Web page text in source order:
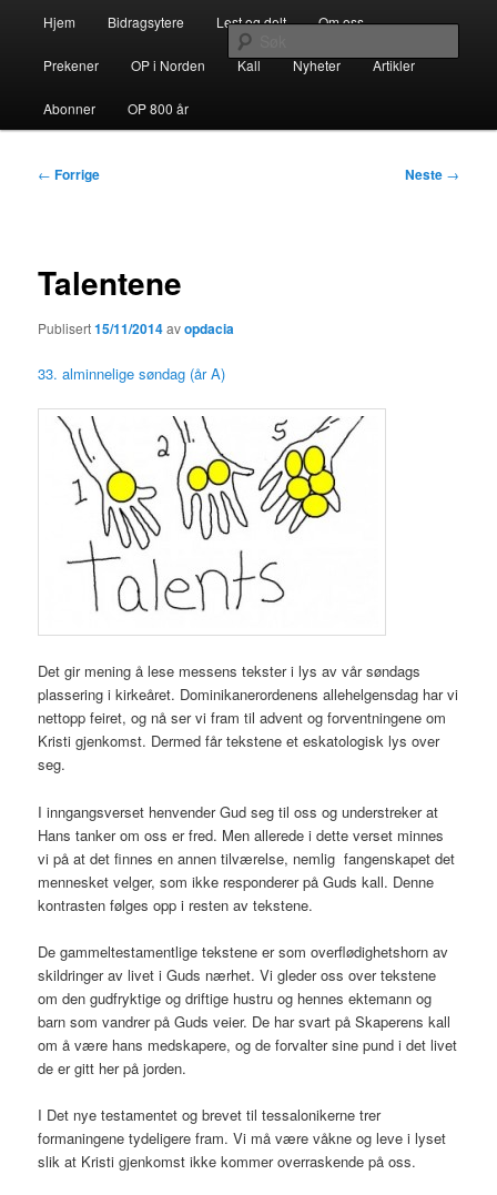
Dominikanerordenen i Norden
Hjem Bidragsytere Lest og delt Om oss
Prekener OP i Norden Kall Nyheter Artikler
Abonner OP 800 år
Innleggsnavigasjon
← Forrige Neste →
Talentene
Publisert15/11/2014avopdacia
33. alminnelige søndag (år A)
Det gir mening å lese messens tekster i lys av vår søndags
plassering i kirkeåret. Dominikanerordenens allehelgensdag har vi
nettopp feiret, og nå ser vi fram til advent og forventningene om
Kristi gjenkomst. Dermed får tekstene et eskatologisk lys over
seg.
I inngangsverset henvender Gud seg til oss og understreker at
Hans tanker om oss er fred. Men allerede i dette verset minnes
vi på at det finnes en annen tilværelse, nemlig fangenskapet det
mennesket velger, som ikke responderer på Guds kall. Denne
kontrasten følges opp i resten av tekstene.
De gammeltestamentlige tekstene er som overflødighetshorn av
skildringer av livet i Guds nærhet. Vi gleder oss over tekstene
om den gudfryktige og driftige hustru og hennes ektemann og
barn som vandrer på Guds veier. De har svart på Skaperens kall
om å være hans medskapere, og de forvalter sine pund i det livet
de er gitt her på jorden.
I Det nye testamentet og brevet til tessalonikerne trer
formaningene tydeligere fram. Vi må være våkne og leve i lyset
slik at Kristi gjenkomst ikke kommer overraskende på oss.